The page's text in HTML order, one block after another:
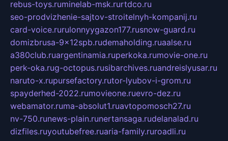
rebus-toys.ruminelab-msk.rurtdco.ru
seo-prodvizhenie-sajtov-stroitelnyh-kompanij.ru
card-voice.rurulonnyygazon177.rusnow-guard.ru
domizbrusa-9x12spb.rudemaholding.ruaalse.ru
a380club.ruargentinamia.ruperkoka.rumovie-one.ru
perk-oka.rug-octopus.rusibarchives.ruandreislyusar.ru
naruto-x.rupursefactory.rutor-lyubov-i-grom.ru
spayderhed-2022.rumovieone.ruevro-dez.ru
webamator.ruma-absolut1.ruavtopomosch27.ru
nv-750.runews-plain.runertansaga.rudelanalad.ru
dizfiles.ruyoutubefree.ruaria-family.ruroadli.ru